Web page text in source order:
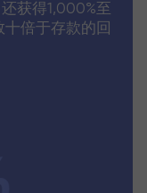
获得1,000%至
倍于存款的回